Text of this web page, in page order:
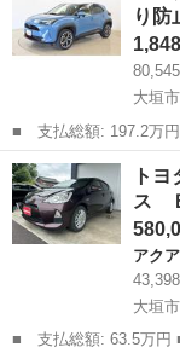
ズコント...
り
大垣市
■ 支払総額: 197.2万円 ■ 車両本体価格： 1,848,000 円 ■ メーカ
ー名： トヨタ ■ 車
バックモニタ 横滑
ナビ ク...
岐阜 大垣市
ト
ス
アクア
大垣市
■ 支払総額: 63.5万円 ■ 車両本体価格： 580,000 円 ■ メーカー